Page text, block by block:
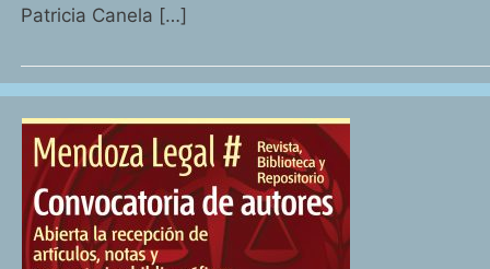
Patricia Canela […]